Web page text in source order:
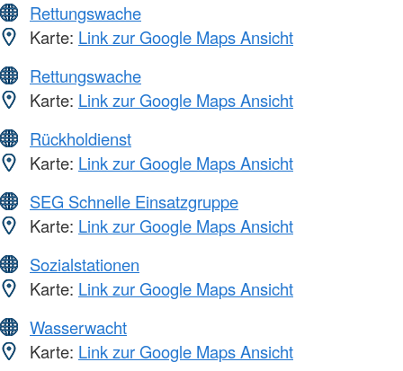
Rettungswache
Karte: Link zur Google Maps Ansicht
Rettungswache
Karte: Link zur Google Maps Ansicht
Rückholdienst
Karte: Link zur Google Maps Ansicht
SEG Schnelle Einsatzgruppe
Karte: Link zur Google Maps Ansicht
Sozialstationen
Karte: Link zur Google Maps Ansicht
Wasserwacht
Karte: Link zur Google Maps Ansicht